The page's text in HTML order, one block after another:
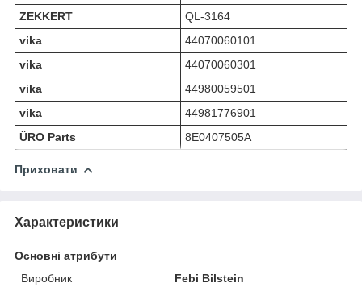
ZEKKERT
QL-3164
vika
44070060101
vika
44070060301
vika
44980059501
vika
44981776901
ÜRO Parts
8E0407505A
Приховати
Характеристики
Основні атрибути
Виробник
Febi Bilstein